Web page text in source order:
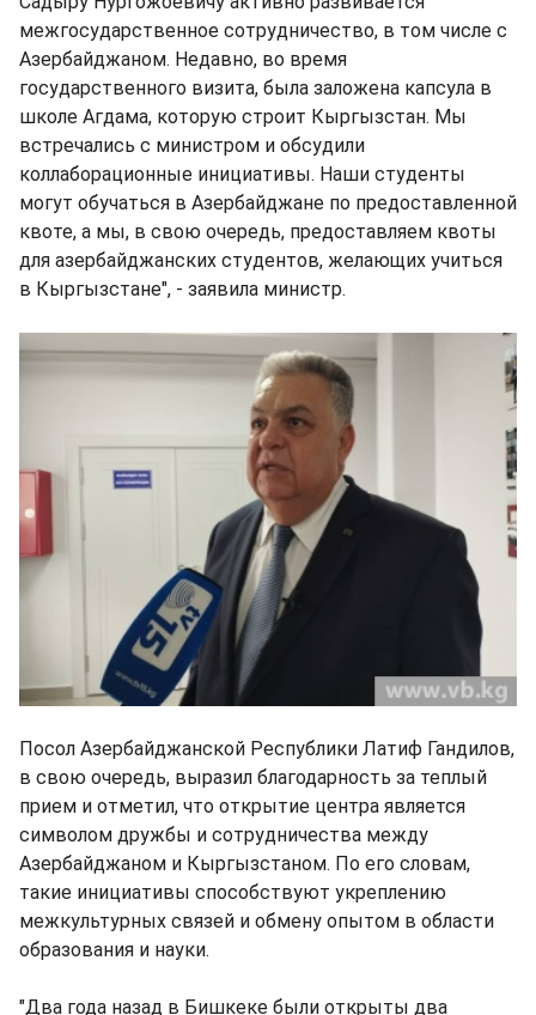
межгосударственное сотрудничество, в том числе с
Азербайджаном. Недавно, во время
государственного визита, была заложена капсула в
школе Агдама, которую строит Кыргызстан. Мы
встречались с министром и обсудили
коллаборационные инициативы. Наши студенты
могут обучаться в Азербайджане по предоставленной
квоте, а мы, в свою очередь, предоставляем квоты
для азербайджанских студентов, желающих учиться
в Кыргызстане", - заявила министр.
Посол Азербайджанской Республики Латиф Гандилов,
в свою очередь, выразил благодарность за теплый
прием и отметил, что открытие центра является
символом дружбы и сотрудничества между
Азербайджаном и Кыргызстаном. По его словам,
такие инициативы способствуют укреплению
межкультурных связей и обмену опытом в области
образования и науки.
"Два года назад в Бишкеке были открыты два